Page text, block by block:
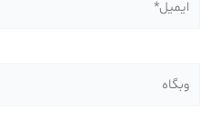
وبگاه